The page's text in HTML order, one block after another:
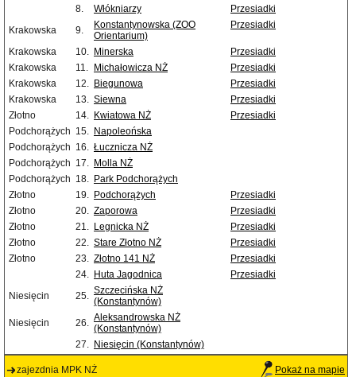
8.
Włókniarzy
Przesiadki
Krakowska
9.
Konstantynowska (ZOO
Orientarium)
Przesiadki
Krakowska 10. Minerska
Przesiadki
Krakowska
11. Michałowicza NŻ
Przesiadki
Krakowska
12. Biegunowa
Przesiadki
Krakowska
13. Siewna
Przesiadki
Złotno
14. Kwiatowa NŻ
Przesiadki
Podchorążych 15. Napoleońska
Podchorążych 16. Łucznicza NŻ
Podchorążych 17. Molla NŻ
Podchorążych 18. Park Podchorążych
Złotno
19. Podchorążych
Przesiadki
Złotno
20. Zaporowa
Przesiadki
Złotno
21. Legnicka NŻ
Przesiadki
Złotno
22. Stare Złotno NŻ
Przesiadki
Złotno
23. Złotno 141 NŻ
Przesiadki
24. Huta Jagodnica
Przesiadki
Niesięcin
25. Szczecińska NŻ
(Konstantynów)
Niesięcin
26. Aleksandrowska NŻ
(Konstantynów)
27. Niesięcin (Konstantynów)
zajezdnia MPK NŻ Pokaż na mapie